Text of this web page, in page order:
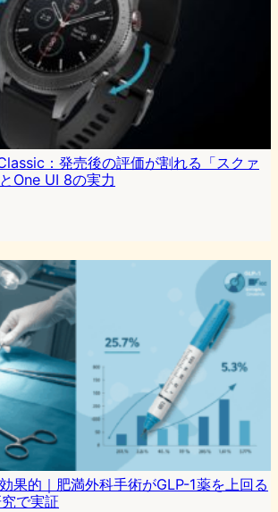
：発売後の評価が割れる「スクァ
One UI 8の実力
果的｜肥満外科手術がGLP-1薬を上回る
で実証